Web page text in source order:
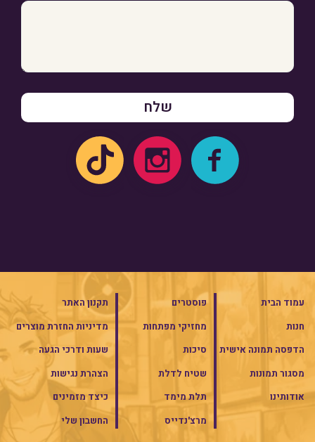
עמוד הבית
חנות
הדפסה תמונה אישית
מסגור תמונות
אודותינו
פוסטרים
מחזיקי מפתחות
סיכות
שטיח לדלת
תלת מימד
מרצ'נדייס
תקנון האתר
מדיניות החזרת מוצרים
שעות ודרכי הגעה
הצהרת נגישות
כיצד מזמינים
החשבון שלי